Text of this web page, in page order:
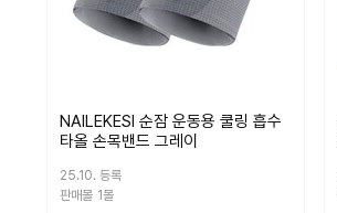
NAILEKESI 순잠 운동용 쿨링 흡수
타올 손목밴드 그레이
25.10. 등록
판매몰 1몰